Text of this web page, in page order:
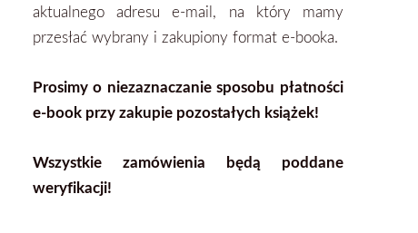
aktualnego adresu e-mail, na który mamy
przesłać wybrany i zakupiony format e-booka.
Prosimy o niezaznaczanie sposobu płatności
e-book przy zakupie pozostałych książek!
Wszystkie zamówienia będą poddane
weryfikacji!